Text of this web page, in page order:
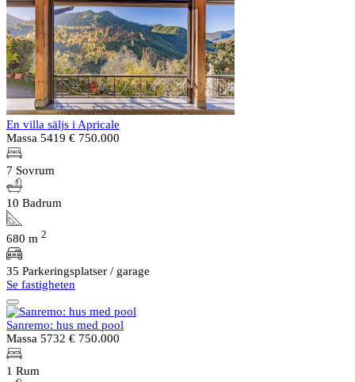
En villa säljs i Apricale
Massa 5419 € 750.000
7 Sovrum
10 Badrum
680 m 2
35 Parkeringsplatser / garage
Se fastigheten
Sanremo: hus med pool
Massa 5732 € 750.000
1 Rum